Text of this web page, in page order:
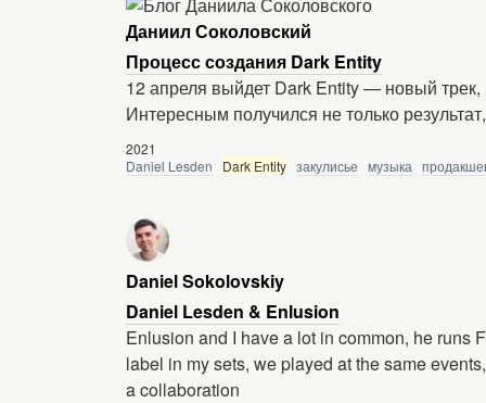
Даниил Соколовский
Процесс создания Dark Entity
12 апреля выйдет Dark Entity — новый
Интересным получился не только
2021
Daniel Lesden
Dark Entity закулисье музыка
Daniel Sokolovskiy
Daniel Lesden & Enlusion
Enlusion and I have a lot in common, he runs
label in my sets, we played at the same
a collaboration